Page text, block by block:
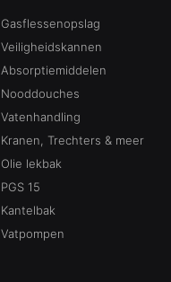
Gasflessenopslag
Veiligheidskannen
Absorptiemiddelen
Nooddouches
Vatenhandling
Kranen, Trechters & meer
Olie lekbak
PGS 15
Kantelbak
Vatpompen